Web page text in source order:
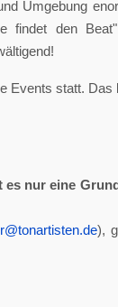
Umgebung
findet den
Events statt.
es nur eine
),